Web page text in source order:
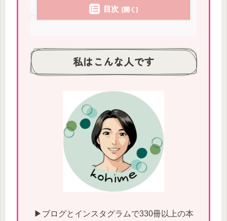
目次
私はこんな人です
▶ブログとインスタグラムで330冊以上の本